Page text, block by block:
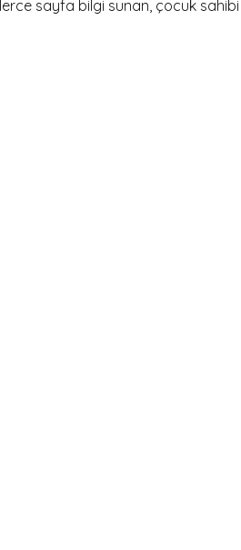
sayfa bilgi sunan, çocuk